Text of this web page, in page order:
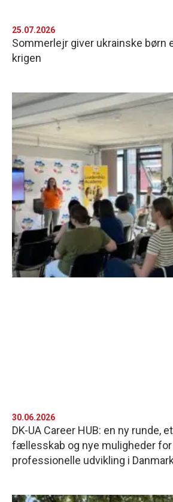
Sommerlejr giver ukrainske børn
krigen
25.07.2026
DK-UA Career HUB: en ny runde,
fællesskab og nye muligheder
professionelle udvikling i Danmark
30.06.2026